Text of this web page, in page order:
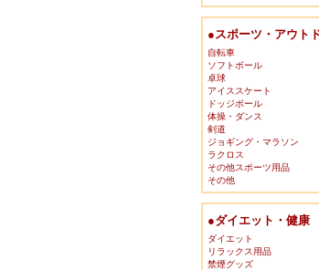
●スポーツ・アウト
自転車
ソフトボール
卓球
アイススケート
ドッジボール
体操・ダンス
剣道
ジョギング・マラソン
ラクロス
その他スポーツ用品
その他
●ダイエット・健康
ダイエット
リラックス用品
禁煙グッズ